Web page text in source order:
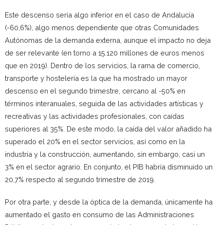
Este descenso sería algo inferior en el caso de Andalucía
(-60,6%), algo menos dependiente que otras Comunidades
Autónomas de la demanda externa, aunque el impacto no deja
de ser relevante (en torno a 15.120 millones de euros menos
que en 2019). Dentro de los servicios, la rama de comercio,
transporte y hostelería es la que ha mostrado un mayor
descenso en el segundo trimestre, cercano al -50% en
términos interanuales, seguida de las actividades artísticas y
recreativas y las actividades profesionales, con caídas
superiores al 35%. De este modo, la caída del valor añadido ha
superado el 20% en el sector servicios, así como en la
industria y la construcción, aumentando, sin embargo, casi un
3% en el sector agrario. En conjunto, el PIB habría disminuido un
20,7% respecto al segundo trimestre de 2019.
Por otra parte, y desde la óptica de la demanda, únicamente ha
aumentado el gasto en consumo de las Administraciones